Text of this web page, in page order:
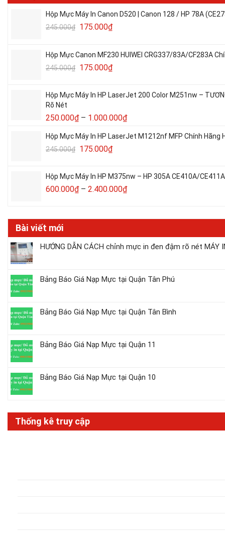
Hộp Mực Máy In Canon D520 | Canon 128 / HP 78A
245.000₫ 175.000₫
Hộp Mực Canon MF230 HUIWEI CRG337/83A/CF283A
245.000₫ 175.000₫
Hộp Mực Máy In HP LaserJet 200 Color M251nw –
Rõ Nét
250.000₫ – 1.000.000₫
Hộp Mực Máy In HP LaserJet M1212nf MFP Chính
245.000₫ 175.000₫
Hộp Mực Máy In HP M375nw – HP 305A CE410A/
600.000₫ – 2.400.000₫
Bài viết mới
HƯỚNG DẪN CÁCH chỉnh mực in đen đậm rõ nét MÁY
Bảng Báo Giá Nạp Mực tại Quận Tân Phú
Bảng Báo Giá Nạp Mực tại Quận Tân Bình
Bảng Báo Giá Nạp Mực tại Quận 11
Bảng Báo Giá Nạp Mực tại Quận 10
Thống kê truy cập